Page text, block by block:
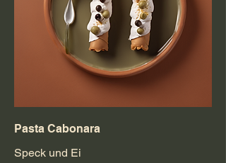
Pasta Cabonara
Speck und Ei